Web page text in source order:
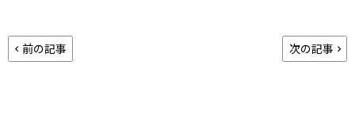
前の記事 次の記事